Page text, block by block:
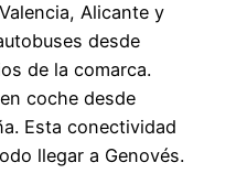
Alicante y
desde
de la comarca.
coche desde
Esta conectividad
llegar a Genovés.